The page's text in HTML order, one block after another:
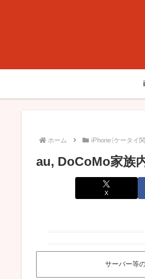
ホーム iPhone（ケータイ関
au, DoCoMo家族
X
サーバー等